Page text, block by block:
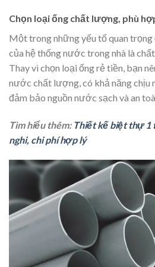
Chọn loại ống chất lượng, phù
Một trong những yếu tố quan
của hệ thống nước trong nhà là
Thay vì chọn loại ống rẻ tiền, bạn
nước chất lượng, có khả năng chịu
đảm bảo nguồn nước sạch và an
Tìm hiểu thêm: Thiết kế biệt thự 1
nghi, chi phí hợp lý